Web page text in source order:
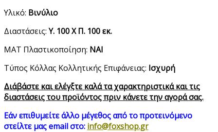
Υλικό: Βινύλιο
Διαστάσεις: Υ. 100 Χ Π. 100 εκ.
ΜΑΤ Πλαστικοποίηση: ΝΑΙ
Τύπος Κόλλας Κολλητικής Επιφάνειας: Ισχυρή
Διάβάστε και ελέγξτε καλά τα χαρακτηριστικά και τις
διαστάσεις του προϊόντος πριν κάνετε την αγορά σας.
Εάν επιθυμείτε άλλο μέγεθος από τo προτεινόμενo
στείλτε μας email στο: info@foxshop.gr